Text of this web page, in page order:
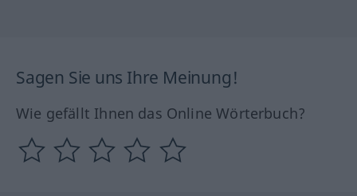
Sagen Sie uns Ihre Meinung!
Wie gefällt Ihnen das Online Wörterbuch?